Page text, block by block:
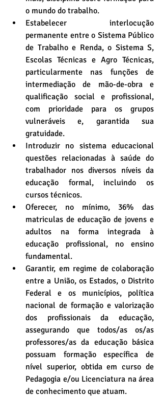
o mundo do trabalho.
Estabelecer interlocução
permanente entre o Sistema Público
de Trabalho e Renda, o Sistema S,
Escolas Técnicas e Agro Técnicas,
particularmente nas funções de
intermediação de mão-de-obra e
qualificação social e profissional,
com prioridade para os grupos
vulneráveis e, garantida sua
gratuidade.
Introduzir no sistema educacional
questões relacionadas à saúde do
trabalhador nos diversos níveis da
educação formal, incluindo os
cursos técnicos.
Oferecer, no mínimo, 36% das
matriculas de educação de jovens e
adultos na forma integrada à
educação profissional, no ensino
fundamental.
Garantir, em regime de colaboração
entre a União, os Estados, o Distrito
Federal e os municípios, política
nacional de formação e valorização
dos profissionais da educação,
assegurando que todos/as os/as
professores/as da educação básica
possuam formação específica de
nível superior, obtida em curso de
Pedagogia e/ou Licenciatura na área
de conhecimento que atuam.